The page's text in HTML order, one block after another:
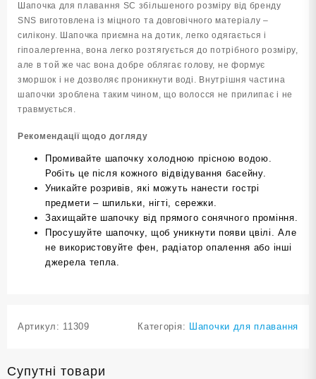
Шапочка для плавання SC збільшеного розміру від бренду
SNS виготовлена із міцного та довговічного матеріалу –
силікону. Шапочка приємна на дотик, легко одягається і
гіпоалергенна, вона легко розтягується до потрібного розміру,
але в той же час вона добре облягає голову, не формує
зморшок і не дозволяє проникнути воді. Внутрішня частина
шапочки зроблена таким чином, що волосся не прилипає і не
травмується.
Рекомендації щодо догляду
Промивайте шапочку холодною прісною водою.
Робіть це після кожного відвідування басейну.
Уникайте розривів, які можуть нанести гострі
предмети – шпильки, нігті, сережки.
Захищайте шапочку від прямого сонячного проміння.
Просушуйте шапочку, щоб уникнути появи цвілі. Але
не використовуйте фен, радіатор опалення або інші
джерела тепла.
Артикул: 11309 Категорія: Шапочки для плавання
Супутні товари